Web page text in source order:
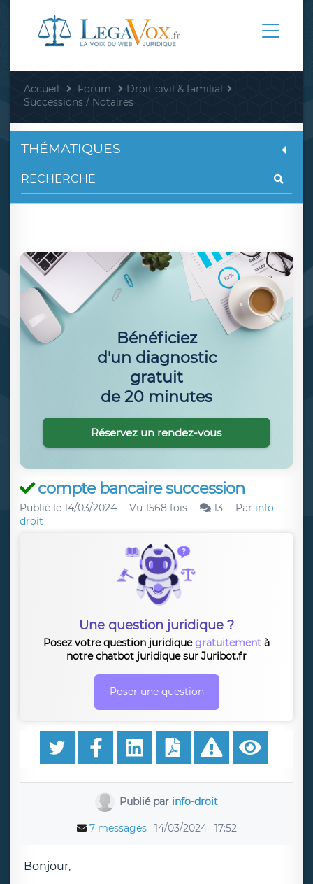
Accueil Forum
Droit civil & familial
Successions / Notaires
compte bancaire succession
Publié le 14/03/2024 Vu 1568 fois 13 Par info-
droit
Une question juridique ?
Posez votre question juridiquegratuitement à
notre chatbot juridique sur Juribot.fr
Poser une question
Publié par info-droit
7 messages 14/03/2024 17:52
Bonjour,
THÉMATIQUES
Bénéficiez
d'un diagnostic
gratuit
de 20 minutes
Réservez un rendez-vous